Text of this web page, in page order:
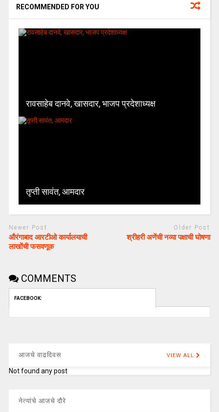
RECOMMENDED FOR YOU
रावसाहेब दानवे, खासदार, भाजप प्रदेशाध्यक्ष
तृप्ती सावंत, आमदार
Newer Post
औरंगाबाद आरटीओ कार्यालयाची
लाखोंची फसवणूक
Older Post
श्रीहरी अणेंची नव्या पक्षाची घोषणा
COMMENTS
FACEBOOK:
आजचे वाढदिवस VIEW ALL
Not found any post
नेत्यांचे आजचे दौरे